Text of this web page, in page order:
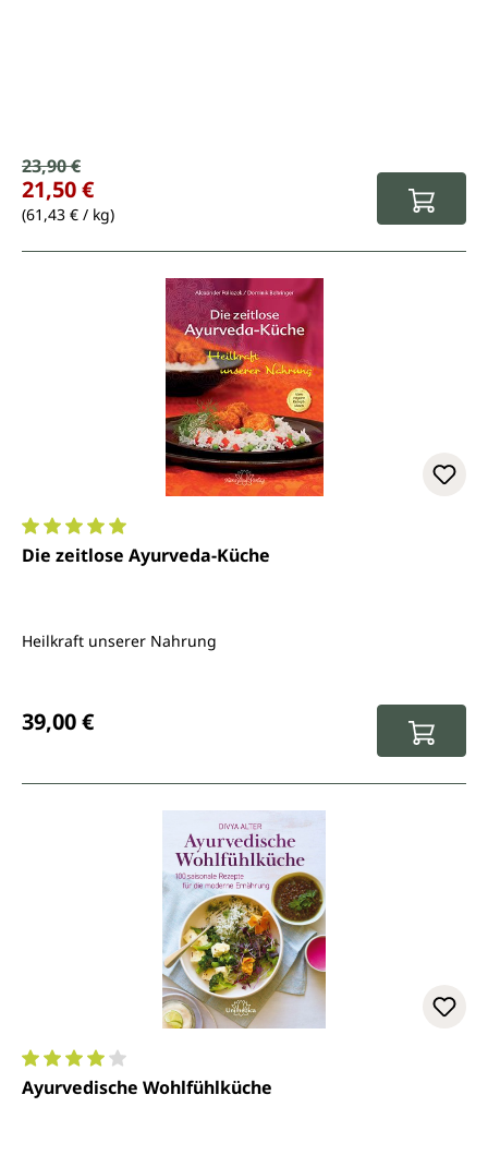
Verkaufspreis:
Regulärer Preis:
23,90 €
21,50 €
(61,43 € / kg)
Durchschnittliche Bewertung von 5 von 5 Sternen
Die zeitlose Ayurveda-Küche
Heilkraft unserer Nahrung
39,00 €
Durchschnittliche Bewertung von 4.1 von 5 Sternen
Ayurvedische Wohlfühlküche